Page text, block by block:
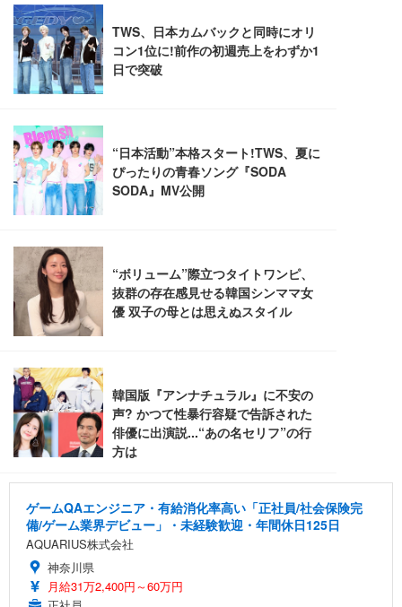
Sezlife オフィスチェア デスクチェア 疲れない テレ
ワーク チェア 強化バックレスト 30度ロッキング機
能 人間工学 椅子 腰サポート 90度跳ね上げ式アーム
Sezlife オフィスチェア デスクチェア 疲れない テレ
ワーク チェア 強化バックレスト 30度ロッキング機
能 人間工学 椅子 腰サポート 90度跳ね上げ式アーム
レスト 3Dヘッドレスト ハンガー付き 高反発クッシ
￥7,680
ッシュ 通気性 ランバーサポート付き 腰サポート ガ
ス圧無段階昇降 360度回転 キャスター付き コンパク
ト 幅52×奥行58.5×高さ84～96cm テレワーク 在宅
勤務 ブラック
￥4,139
【純正品】27"ゲーミングモニター DualSense 充電
フック付き（CFI-ZDM1J）
【整備済み品】Dell E2724HS 27インチ 液晶モニタ
ー フルHD（1920×1080）VA 非光沢 HDMI/DisplayP
ort/VGA スピーカー内蔵 高さ調整 スイベル VESA対
応 ComfortView ビジネス向け
￥15,800
HOOTER Gaming Monitor 24” Essential ゲーミン
グモニター QD 24.5インチ 1ms FHD 量子ドット 残
像低減 (3年保証 | 輝点保証 | 日本メーカー)
￥34,980
ネオ・ルーライフ ネオ・オムツ L 中型犬用 26枚入
り 単品
Smart Basic(スマートベーシック) 【Amazon.co.jp
限定】 Smart Basic アイリスオーヤマ ペットシーツ
超厚型 お徳用 ワイド 100枚入 (x 1) (ケース販売)
￥3,670
ュラー 200枚入【Amazon.co.jp限定】
￥3,731
ゲームQAエンジニア・有給消化率高い「正社員/社会保険完
備/ゲーム業界デビュー」・未経験歓迎・年間休日125日
AQUARIUS株式会社
神奈川県
月給31万2,400円～60万円